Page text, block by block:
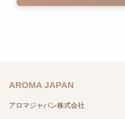
AROMA JAPAN
アロマジャパン株式会社